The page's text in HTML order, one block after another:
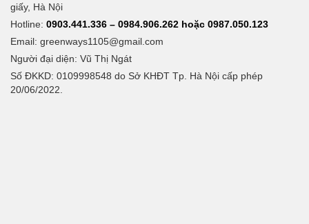
giấy, Hà Nội
Hotline: 0903.441.336 – 0984.906.262 hoặc 0987.050.123
Email: greenways1105@gmail.com
Người đại diện: Vũ Thị Ngát
Số ĐKKD: 0109998548 do Sở KHĐT Tp. Hà Nội cấp phép
20/06/2022.